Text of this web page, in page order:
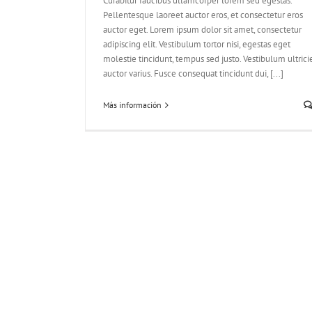
Pellentesque laoreet auctor eros, et consectetur eros
auctor eget. Lorem ipsum dolor sit amet, consectetur
adipiscing elit. Vestibulum tortor nisi, egestas eget
molestie tincidunt, tempus sed justo. Vestibulum
auctor varius. Fusce consequat tincidunt dui, [...]
Más información